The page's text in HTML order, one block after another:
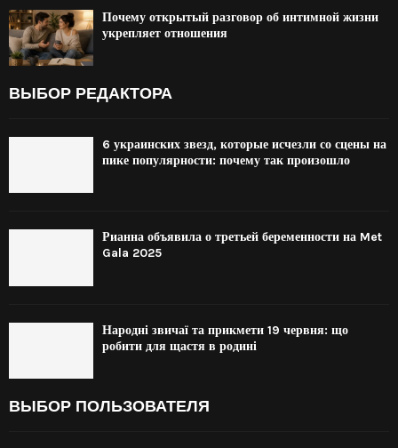
Почему открытый разговор об интимной жизни
укрепляет отношения
ВЫБОР РЕДАКТОРА
6 украинских звезд, которые исчезли со сцены на
пике популярности: почему так произошло
Рианна объявила о третьей беременности на Met
Gala 2025
Народні звичаї та прикмети 19 червня: що
робити для щастя в родині
ВЫБОР ПОЛЬЗОВАТЕЛЯ